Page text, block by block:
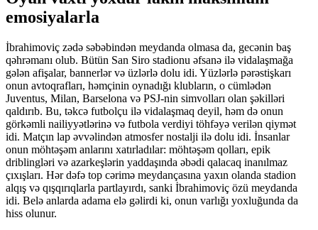
emosiyalarla
İbrahimoviç zədə səbəbindən meydanda olmasa da, gecənin baş
qəhrəmanı olub. Bütün San Siro stadionu əfsanə ilə vidalaşmağa
gələn afişalar, bannerlər və üzlərlə dolu idi. Yüzlərlə pərəstişkarı
onun avtoqrafları, həmçinin oynadığı klubların, o cümlədən
Juventus, Milan, Barselona və PSJ-nin simvolları olan şəkilləri
qaldırıb. Bu, təkcə futbolçu ilə vidalaşmaq deyil, həm də onun
görkəmli nailiyyətlərinə və futbola verdiyi töhfəyə verilən qiymət
idi. Matçın lap əvvəlindən atmosfer nostalji ilə dolu idi. İnsanlar
onun möhtəşəm anlarını xatırladılar: möhtəşəm qolları, epik
driblingləri və azarkeşlərin yaddaşında əbədi qalacaq inanılmaz
çıxışları. Hər dəfə top cərimə meydançasına yaxın olanda stadion
alqış və qışqırıqlarla partlayırdı, sanki İbrahimoviç özü meydanda
idi. Belə anlarda adama elə gəlirdi ki, onun varlığı yoxluğunda da
hiss olunur.